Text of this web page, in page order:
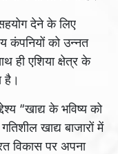
देने के लिए
कंपनियों को उन्‍नत
ही एशिया क्षेत्र के
है।
“खाद्य के भविष्य को
खाद्य बाजारों में
विकास पर अपना